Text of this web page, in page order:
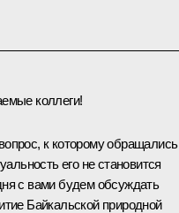
коллеги!
к которому обращались
его не становится
с вами будем обсуждать
Байкальской природной